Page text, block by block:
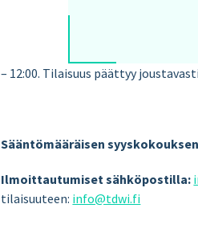
– 12:00. Tilaisuus päättyy
Sääntömääräisen syyskokouksen
Ilmoittautumiset sähköpostilla:
tilaisuuteen: info@tdwi.fi